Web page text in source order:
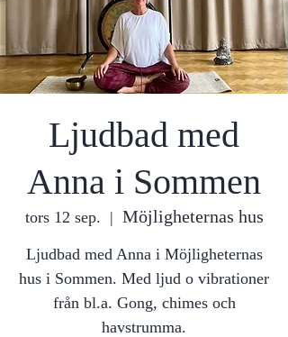
Ljudbad med
Anna i Sommen
tors 12 sep.
  |
Möjligheternas hus
Ljudbad med Anna i Möjligheternas
hus i Sommen. Med ljud o vibrationer
från bl.a. Gong, chimes och
havstrumma.